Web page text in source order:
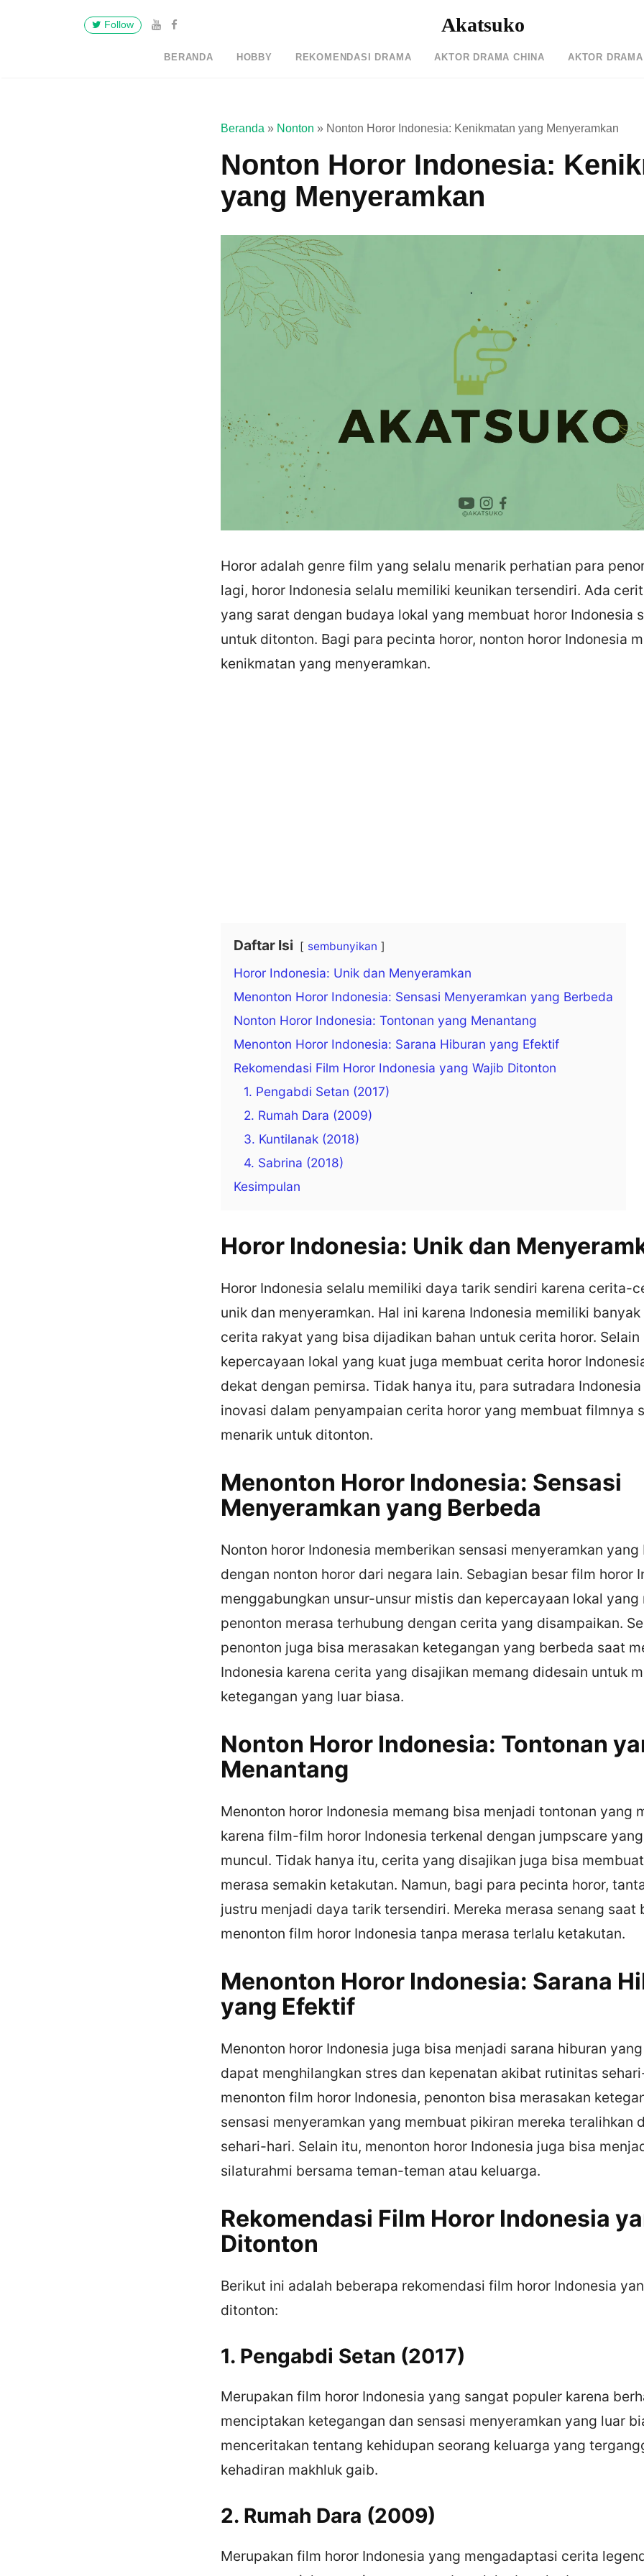
Follow Akatsuko
BERANDA HOBBY REKOMENDASI DRAMA AKTOR DRAMA CHINA AKTOR
Beranda » Nonton » Nonton Horor Indonesia: Kenikmatan yang Menyeramkan
Nonton Horor Indonesia:
yang Menyeramkan
Horor adalah genre film yang selalu menarik perhatian para
lagi, horor Indonesia selalu memiliki keunikan tersendiri. Ada
yang sarat dengan budaya lokal yang membuat horor Indonesia
untuk ditonton. Bagi para pecinta horor, nonton horor Indonesia
kenikmatan yang menyeramkan.
Daftar Isi sembunyikan
Horor Indonesia: Unik dan Menyeramkan
Menonton Horor Indonesia: Sensasi Menyeramkan yang Berbeda
Nonton Horor Indonesia: Tontonan yang Menantang
Menonton Horor Indonesia: Sarana Hiburan yang Efektif
Rekomendasi Film Horor Indonesia yang Wajib Ditonton
1. Pengabdi Setan (2017)
2. Rumah Dara (2009)
3. Kuntilanak (2018)
4. Sabrina (2018)
Kesimpulan
Horor Indonesia: Unik dan
Horor Indonesia selalu memiliki daya tarik sendiri karena cerita-
unik dan menyeramkan. Hal ini karena Indonesia memiliki
cerita rakyat yang bisa dijadikan bahan untuk cerita horor.
kepercayaan lokal yang kuat juga membuat cerita horor
dekat dengan pemirsa. Tidak hanya itu, para sutradara
inovasi dalam penyampaian cerita horor yang membuat filmnya
menarik untuk ditonton.
Menonton Horor Indonesia: Sensasi
Menyeramkan yang Berbeda
Nonton horor Indonesia memberikan sensasi menyeramkan yang
dengan nonton horor dari negara lain. Sebagian besar film horor
menggabungkan unsur-unsur mistis dan kepercayaan lokal yang
penonton merasa terhubung dengan cerita yang disampaikan.
penonton juga bisa merasakan ketegangan yang berbeda saat
Indonesia karena cerita yang disajikan memang didesain untuk
ketegangan yang luar biasa.
Nonton Horor Indonesia: Tontonan
Menantang
Menonton horor Indonesia memang bisa menjadi tontonan yang
karena film-film horor Indonesia terkenal dengan jumpscare
muncul. Tidak hanya itu, cerita yang disajikan juga bisa
merasa semakin ketakutan. Namun, bagi para pecinta horor,
justru menjadi daya tarik tersendiri. Mereka merasa senang saat
menonton film horor Indonesia tanpa merasa terlalu ketakutan.
Menonton Horor Indonesia: Sarana
yang Efektif
Menonton horor Indonesia juga bisa menjadi sarana hiburan
dapat menghilangkan stres dan kepenatan akibat rutinitas
menonton film horor Indonesia, penonton bisa merasakan
sensasi menyeramkan yang membuat pikiran mereka teralihkan
sehari-hari. Selain itu, menonton horor Indonesia juga bisa
silaturahmi bersama teman-teman atau keluarga.
Rekomendasi Film Horor Indonesia
Ditonton
Berikut ini adalah beberapa rekomendasi film horor Indonesia
ditonton:
1. Pengabdi Setan (2017)
Merupakan film horor Indonesia yang sangat populer karena
menciptakan ketegangan dan sensasi menyeramkan yang luar
menceritakan tentang kehidupan seorang keluarga yang
kehadiran makhluk gaib.
2. Rumah Dara (2009)
Merupakan film horor Indonesia yang mengadaptasi cerita